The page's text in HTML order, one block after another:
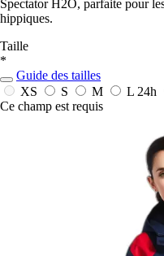
Spectator H2O, parfaite pour
hippiques.
Taille
*
Guide des tailles
XS
S M L 24h
Ce champ est requis